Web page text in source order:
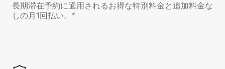
長期滞在予約に適用されるお得な特別料金と追加料金な
しの月1回払い。*